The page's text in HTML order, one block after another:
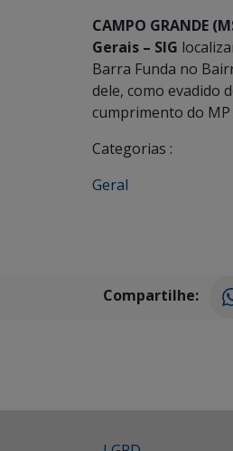
CAMPO GRANDE
Gerais – SIG
Barra Funda no
dele, como evadido
cumprimento do
Categorias :
Geral
Compartilhe: